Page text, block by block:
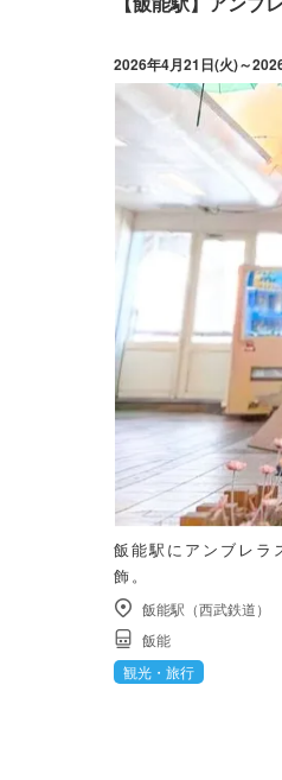
2026年4月21日(火)～
飯能駅にアンブレラ
飾。
飯能駅（西武鉄道）
飯能
観光・旅行